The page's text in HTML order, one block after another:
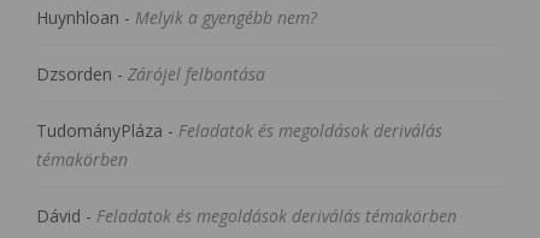
Huynhloan - Melyik a gyengébb nem?
Dzsorden - Zárójel felbontása
TudományPláza - Feladatok és megoldások deriválás
témakörben
Dávid - Feladatok és megoldások deriválás témakörben